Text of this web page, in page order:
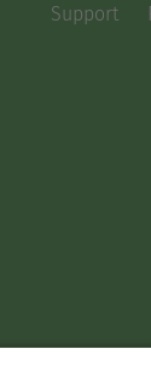
Support